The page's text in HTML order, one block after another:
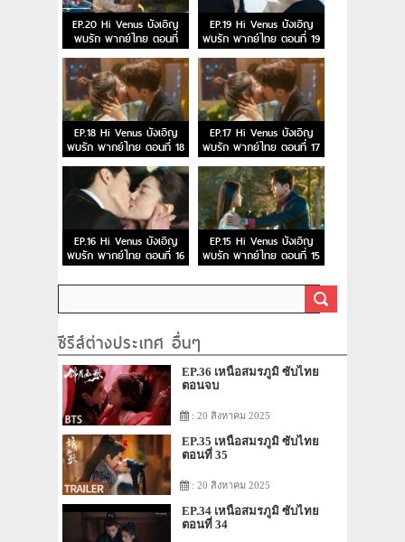
EP.20 Hi Venus บังเอิญ
พบรัก พากย์ไทย ตอนที่
20
EP.19 Hi Venus บังเอิญ
พบรัก พากย์ไทย ตอนที่ 19
EP.18 Hi Venus บังเอิญ
พบรัก พากย์ไทย ตอนที่ 18
EP.17 Hi Venus บังเอิญ
พบรัก พากย์ไทย ตอนที่ 17
EP.16 Hi Venus บังเอิญ
พบรัก พากย์ไทย ตอนที่ 16
EP.15 Hi Venus บังเอิญ
พบรัก พากย์ไทย ตอนที่ 15
ซีรีส์ต่างประเทศ อื่นๆ
EP.36 เหนือสมรภูมิ ซับไทย
ตอนจบ
: 20 สิงหาคม 2025
EP.35 เหนือสมรภูมิ ซับไทย
ตอนที่ 35
: 20 สิงหาคม 2025
EP.34 เหนือสมรภูมิ ซับไทย
ตอนที่ 34